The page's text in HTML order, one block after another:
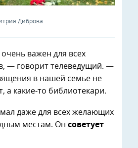
Диброва
важен для всех
— говорит телеведущий. —
в нашей семье не
а какие-то библиотекари.
даже для всех желающих
местам. Он советует